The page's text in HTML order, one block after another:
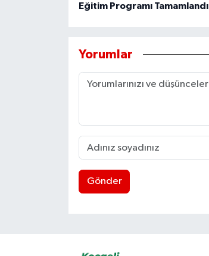
Eğitim Programı Tamamlandı
Yorumlar
Gönder